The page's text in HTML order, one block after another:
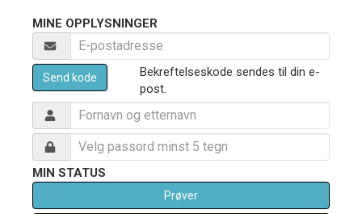
MINE OPPLYSNINGER
Send kode
Bekreftelseskode sendes til din e-
post.
MIN STATUS
Prøver